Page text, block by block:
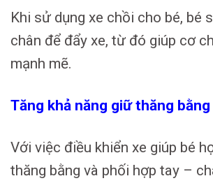
Khi sử dụng xe chồi cho bé, bé
chân để đẩy xe, từ đó giúp cơ
mạnh mẽ.
Tăng khả năng giữ thăng
Với việc điều khiển xe giúp bé
thăng bằng và phối hợp tay –